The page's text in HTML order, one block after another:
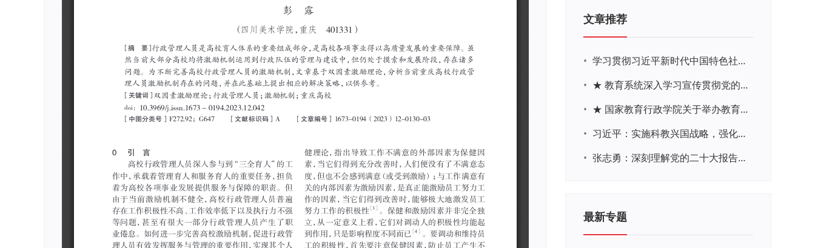
文章推荐
•
学习贯彻习近平新时代中国特色社会主义思想主题教育网络培训
•
★ 教育系统深入学习宣传贯彻党的二十大精神学习专题
•
★ 国家教育行政学院关于举办教育系统深入学习宣传贯彻党的二十大精神专题网络培训的通知
•
习近平：实施科教兴国战略，强化现代化建设人才支撑
•
张志勇：深刻理解党的二十大报告关于教育的新思想、新战略、新要求
最新专题